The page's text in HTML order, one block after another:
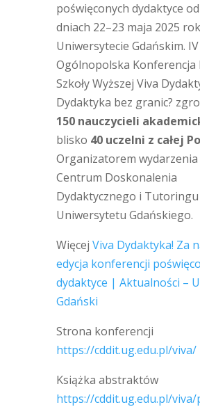
poświęconych dydaktyce
dniach 22–23 maja 2025
Uniwersytecie Gdańskim. IV
Ogólnopolska Konferencja
Szkoły Wyższej Viva
Dydaktyka bez granic?
150 nauczycieli
blisko 40 uczelni z całej
Organizatorem wydarzenia
Centrum Doskonalenia
Dydaktycznego i Tutoringu
Uniwersytetu Gdańskiego.
Więcej Viva Dydaktyka! Za
edycja konferencji
dydaktyce | Aktualności –
Gdański
Strona konferencji
https://cddit.ug.edu.pl/viva/
Książka abstraktów
https://cddit.ug.edu.pl/